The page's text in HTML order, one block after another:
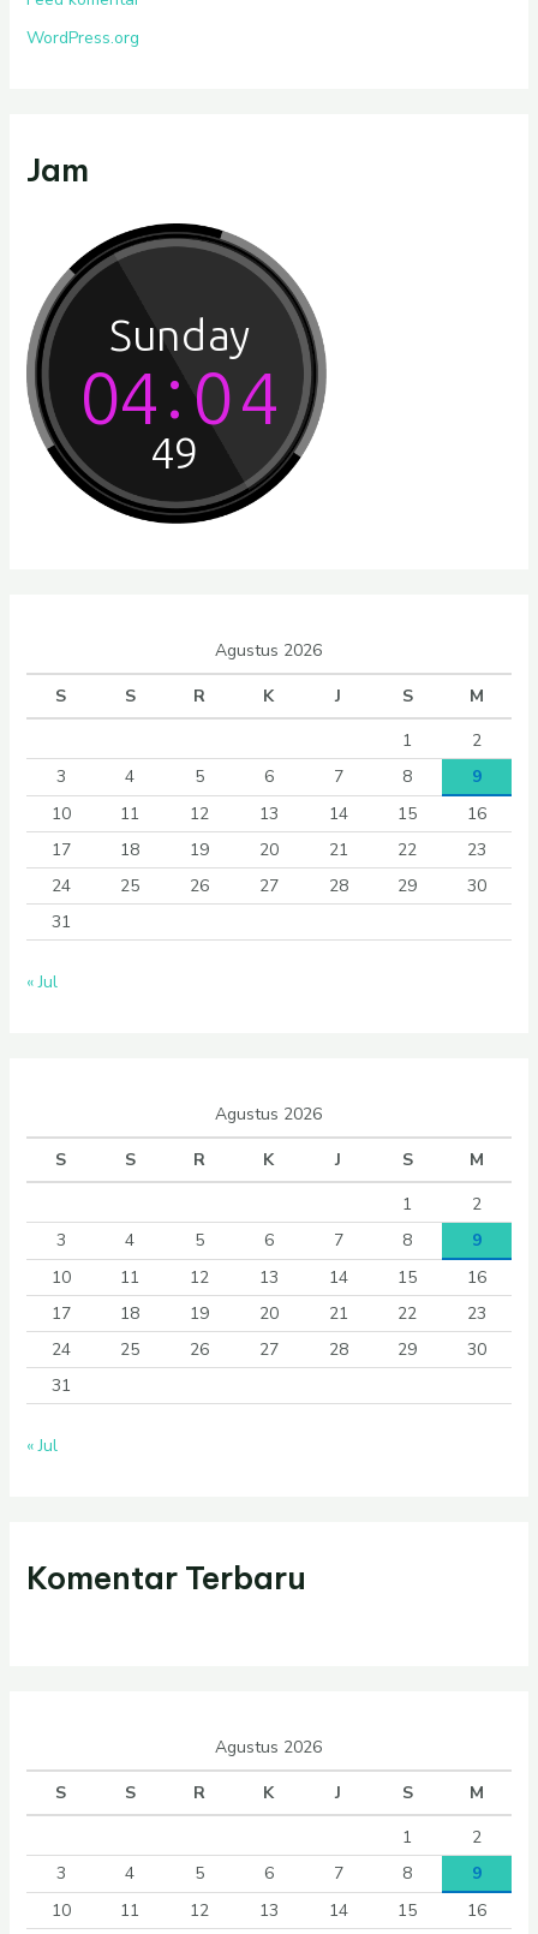
WordPress.org
Jam
Agustus 2026
S
S R K J S
M
1
2
3
4 5 6 7 8
9
10
11 12 13 14 15
16
17
18 19 20 21 22
23
24
25 26 27 28 29
30
31
« Jul
Agustus 2026
S
S R K J S
M
1
2
3
4 5 6 7 8
9
10
11 12 13 14 15
16
17
18 19 20 21 22
23
24
25 26 27 28 29
30
31
« Jul
Komentar Terbaru
Agustus 2026
S
S R K J S
M
1
2
3
4 5 6 7 8
9
10
11 12 13 14 15
16